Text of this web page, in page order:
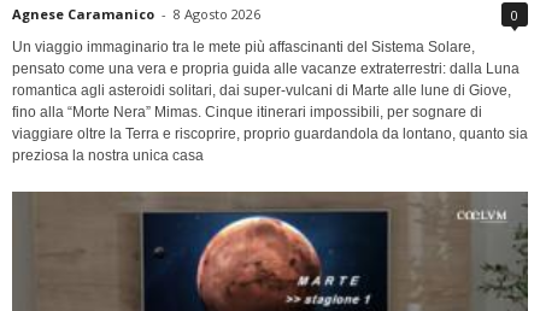
Agnese Caramanico - 8 Agosto 2026 0
Un viaggio immaginario tra le mete più affascinanti del Sistema Solare,
pensato come una vera e propria guida alle vacanze extraterrestri: dalla Luna
romantica agli asteroidi solitari, dai super-vulcani di Marte alle lune di Giove,
fino alla “Morte Nera” Mimas. Cinque itinerari impossibili, per sognare di
viaggiare oltre la Terra e riscoprire, proprio guardandola da lontano, quanto sia
preziosa la nostra unica casa